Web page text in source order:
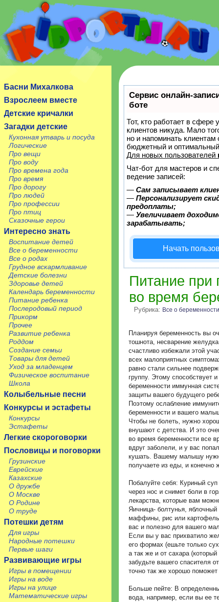
Сайт посвящен детям, их родителям, учителям и
Басни Михалкова
Взрослеем вместе
Детские кричалки
Загадки детские
Кухонная утварь и посуда
Логические
Про вещи
Про воду
Про времена года
Про время
Про дорогу
Про людей
Про профессии
Про птиц
Сказочные герои
Интересно знать
Воспитание детей
Все о беременности
Все о родах
Грудное вскармливание
Детские болезни
Здоровье детей
Календарь беременности
Питание ребенка
Послеродовый период
Прикорм
Прочее
Развитие ребенка
Роддом
Создание семьи
Товары для детей
Уход за младенцем
Физическое воспитание
Школа
Колыбельные песни
Конкурсы и эстафеты
Конкурсы
Эстафеты
Легкие скороговорки
Пословицы и поговорки
Грузинские
Еврейские
Казахские
О дружбе
О Москве
О Родине
О труде
Потешки детям
Для игры
Народные потешки
Первые шаги
Развивающие игры
Игры в помещении
Игры на воде
Игры на улице
Математические игры
Сервис онлайн-
боте
Тот, кто работает в сфере
клиентов никуда. Мало
но и напоминать
бюджетный и
Для новых пользователей
Чат-бот для мастеров и
ведение записей:
— Сам записывает
— Персонализирует
предоплаты;
— Увеличивает
зарабатывать;
Начать
Питание при
во время
Рубрика: Все о беременности
Планируя беременность вы
тошнота, несварение
счастливо избежали этой
всех малоприятных
равно стали сильнее
группу. Этому способствует
беременности иммунная
защиты вашего будущего
Поэтому ослабление
беременности и вашего
Чтобы не болеть, нужно
внушают с детства. И это
во время беременности все
вдруг заболели, и у вас
кушать. Вашему малышу
получаете из еды, и конечно
Побалуйте себя: Куриный
через нос и снимет боли в
лекарства, которые вам
Яичница- болтунья, яблочный
маффины, рис или
вас и полезно для вашего
Если вы у вас прихватило
его формах (ешьте только
а так же и от сахара
забудьте вашего спасителя
точно так же хорошо
Больше пейте: В
вода, например, если вы ее